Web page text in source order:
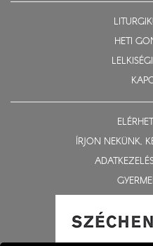
HETI
ÍRJON NEKÜNK,